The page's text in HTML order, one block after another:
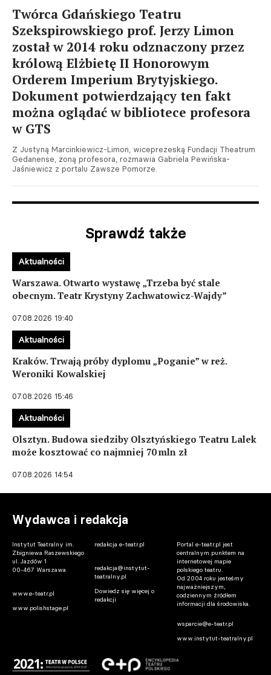
Twórca Gdańskiego Teatru
Szekspirowskiego prof. Jerzy Limon
został w 2014 roku odznaczony przez
królową Elżbietę II Honorowym
Orderem Imperium Brytyjskiego.
Dokument potwierdzający ten fakt
można oglądać w bibliotece profesora
w GTS
Z Justyną Marcinkiewicz-Limon, wiceprezeską Fundacji Theatrum
Gedanense, żoną profesora, rozmawia Gabriela Pewińska-
Jaśniewicz z portalu Zawsze Pomorze.
Sprawdź także
Warszawa. Otwarto wystawę „Trzeba być stale
obecnym. Teatr Krystyny Zachwatowicz-Wajdy”
07.08.2026 19:40
Aktualności
Kraków. Trwają próby dyplomu „Poganie” w reż.
Weroniki Kowalskiej
07.08.2026 15:46
Aktualności
Olsztyn. Budowa siedziby Olsztyńskiego Teatru Lalek
może kosztować co najmniej 70 mln zł
07.08.2026 14:54
Aktualności
Wydawca i redakcja
Instytut Teatralny im.
Zbigniewa Raszewskiego
ul. Jazdów 1
00-467 Warszawa
www.e-teatr.pl
www.polishstage.pl
redakcja e-teatr.pl
redakcja@instytut-
teatralny.pl
Dowiedz się więcej o
redakcji
Portal e-teatr.pl jest
centralnym punktem na
internetowej mapie
polskiego teatru.
Od 2004 roku jesteśmy
najważniejszym,
codziennym źródłem
informacji dla środowiska.
wsparcie@e-teatr.pl
www.instytut-teatralny.pl